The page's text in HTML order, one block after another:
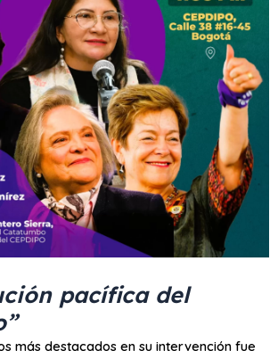
pacífica del
más destacados en su intervención fue